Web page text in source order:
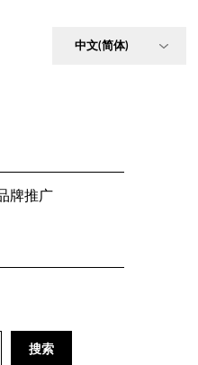
牌推广
搜索